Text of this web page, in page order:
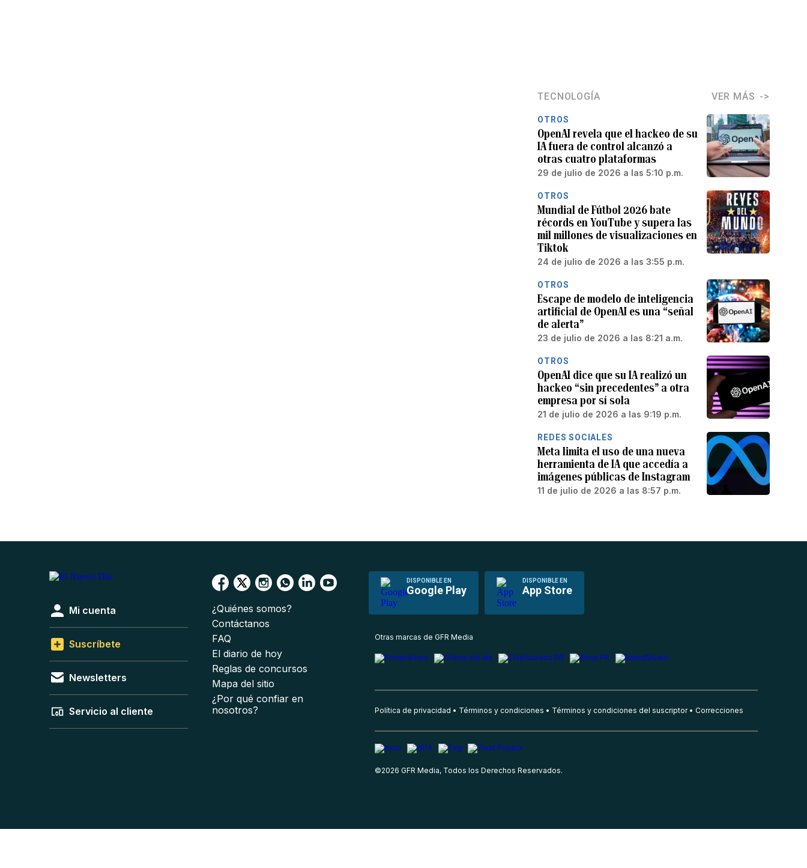
TECNOLOGÍA VER MÁS
OTROS
OpenAI revela que el hackeo de su
IA fuera de control alcanzó a
otras cuatro plataformas
29 de julio de 2026 a las 5:10 p.m.
OTROS
Mundial de Fútbol 2026 bate
récords en YouTube y supera las
mil millones de visualizaciones en
Tiktok
24 de julio de 2026 a las 3:55 p.m.
OTROS
Escape de modelo de inteligencia
artificial de OpenAI es una “señal
de alerta”
23 de julio de 2026 a las 8:21 a.m.
OTROS
OpenAI dice que su IA realizó un
hackeo “sin precedentes” a otra
empresa por sí sola
21 de julio de 2026 a las 9:19 p.m.
REDES SOCIALES
Meta limita el uso de una nueva
herramienta de IA que accedía a
imágenes públicas de Instagram
11 de julio de 2026 a las 8:57 p.m.
DISPONIBLE EN
Google Play
DISPONIBLE EN
App Store
Mi cuenta
Suscríbete
Newsletters
Servicio al cliente
¿Quiénes somos?
Contáctanos
FAQ
El diario de hoy
Reglas de concursos
Mapa del sitio
¿Por qué confiar en
nosotros?
Otras marcas de GFR Media
Política de privacidad Términos y condiciones Términos y condiciones del suscriptor Correcciones
©2026 GFR Media, Todos los Derechos Reservados.